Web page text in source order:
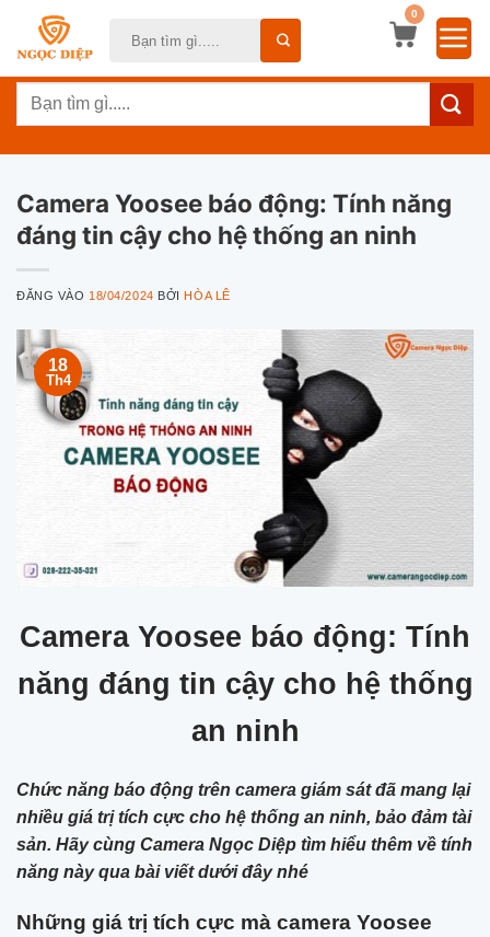
dung
0
Tìm
Camera Yoosee báo động: Tính năng
đáng tin cậy cho hệ thống an ninh
ĐĂNG VÀO 18/04/2024 BỞIHÒA LÊ
18
Th4
Camera Yoosee báo động: Tính
năng đáng tin cậy cho hệ thống
an ninh
Chức năng báo động trên camera giám sát đã mang lại
nhiều giá trị tích cực cho hệ thống an ninh, bảo đảm tài
sản. Hãy cùng Camera Ngọc Diệp tìm hiểu thêm về tính
năng này qua bài viết dưới đây nhé
Những giá trị tích cực mà camera Yoosee